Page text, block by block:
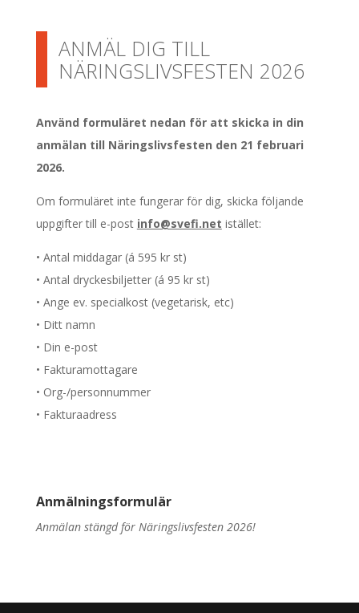
ANMÄL DIG TILL
NÄRINGSLIVSFESTEN 2026
Använd formuläret nedan för att skicka in din
anmälan till Näringslivsfesten den 21 februari
2026.
Om formuläret inte fungerar för dig, skicka följande
uppgifter till e-post info@svefi.net istället:
• Antal middagar (á 595 kr st)
• Antal dryckesbiljetter (á 95 kr st)
• Ange ev. specialkost (vegetarisk, etc)
• Ditt namn
• Din e-post
• Fakturamottagare
• Org-/personnummer
• Fakturaadress
Anmälningsformulär
Anmälan stängd för Näringslivsfesten 2026!